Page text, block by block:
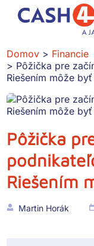
Pôžička pre
FAQ
BLOG
SLUŽBY
KONTAKT
Domov
Financie
Pôžička pre
Riešením môže
Pôžička
Riešením
Martin Horák